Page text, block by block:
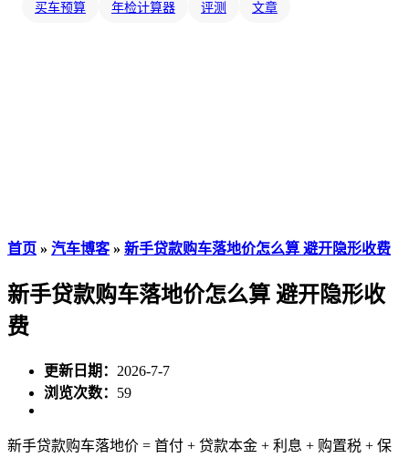
买车预算 年检计算器 评测 文章
首页 » 汽车博客» 新手贷款购车落地价怎么算 避开隐形收费
新手贷款购车落地价怎么算 避开隐形收
费
更新日期： 2026-7-7
浏览次数： 59
新手贷款购车落地价 = 首付 + 贷款本金 + 利息 + 购置税 + 保